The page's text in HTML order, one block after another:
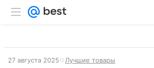
27 августа 2025 Лучшие товары